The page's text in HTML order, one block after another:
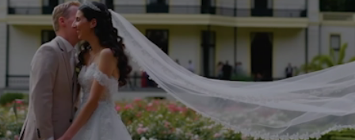
TROUWZALEN
VOORBEELDOFFERTE
BRUIDSSUITE
TROUWLOCATIE ROUTE
ARRANGEMENTEN
ACTIVITEITEN
CONGRES OF CONFERENTIE
EVENEMENT
VERGADERING
VERGADEREN MET OVERNACHTING
JUBILEUM
FEEST
CONCERT
GROEPSDINER
OVER KASTEEL DE VANENBURG
GESCHIEDENIS